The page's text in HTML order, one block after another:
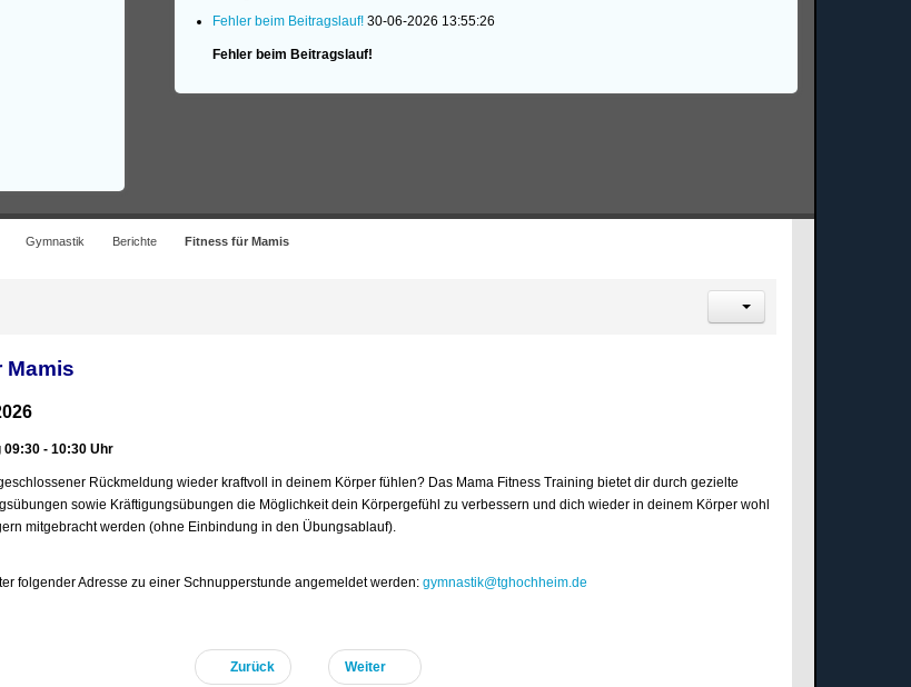
Fehler beim Beitragslauf! 30-06-2026 13:55:26
Fehler beim Beitragslauf!
Gymnastik Berichte Fitness für Mamis
Mamis
- 10:30 Uhr
Rückmeldung wieder kraftvoll in deinem Körper fühlen? Das Mama Fitness Training bietet dir durch gezielte
sowie Kräftigungsübungen die Möglichkeit dein Körpergefühl zu verbessern und dich wieder in deinem Körper wohl
mitgebracht werden (ohne Einbindung in den Übungsablauf).
folgender Adresse zu einer Schnupperstunde angemeldet werden:gymnastik@tghochheim.de
Zurück Weiter